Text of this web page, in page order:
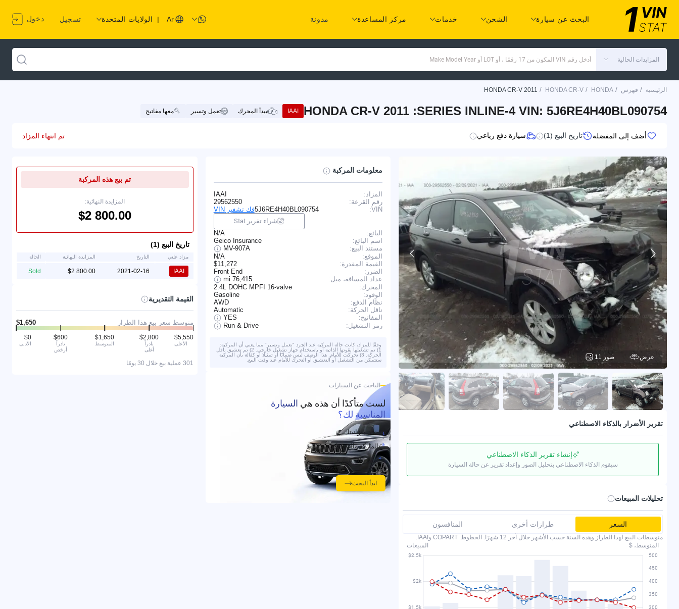
البحث عن سيارة الشحن خدمات مركز المساعدة مدونة Ar
| الولايات المتحدة تسجيل دخول
المزايدات الحالية أدخل رقم VIN المكون من 17 رقمًا ، أو LOT أو Make Model Year
الرئيسية / فهرس /
HONDA
/
HONDA CR-V
/
HONDA CR-V 2011
HONDA CR-V 2011 :SERIES INLINE-4 VIN: 5J6RE4H40BL090754
IAAI يبدأ المحرك تعمل وتسير معها مفاتيح
أضف إلى المفضلة تاريخ البيع (1) سيارة دفع رباعي تم انتهاء المزاد
11 صور عرض
تقرير الأضرار بالذكاء الاصطناعي
إنشاء تقرير الذكاء الاصطناعي
سيقوم الذكاء الاصطناعي بتحليل الصور وإعداد تقرير عن حالة السيارة
تحليلات المبيعات
السعر طرازات أخرى المنافسون
متوسطات البيع لهذا الطراز وهذه السنة حسب الأشهر خلال آخر 12 شهرًا. الخطوط: COPART وIAAI.
المتوسط، $
المبيعات
معلومات المركبة
المزاد:
IAAI
رقم القرعة:
29562550
VIN:
5J6RE4H40BL090754فك تشفير VIN
شراء تقرير Stat
البائع:
N/A
اسم البائع:
Geico Insurance
مستند البيع:
MV-907A
الموقع:
N/A
القيمة المقدرة:
$11,272
الضرر:
Front End
عداد المسافة، ميل:
76,415 mi
المحرك:
2.4L DOHC MPFI 16-valve
الوقود:
Gasoline
نظام الدفع:
AWD
ناقل الحركة:
Automatic
المفاتيح:
YES
رمز التشغيل:
Run & Drive
وفقًا للمزاد، كانت حالة المركبة عند الجرد "تعمل وتسير" مما يعني أن المركبة:
1) تم تشغيلها بقوتها الذاتية أو باستخدام جهاز تشغيل خارجي. 2) تم تعشيق ناقل
الحركة. 3) تحركت للأمام. هذا الوصف ليس ضمانًا أو تمثيلًا أو كفالة بأن المركبة
ستتمكن من التشغيل أو التعشيق أو التحرك للأمام عند وقت البيع.
الباحث عن السيارات
لست متأكدًا أن هذه هي السيارة
المناسبة لك؟
حدد ميزانيتك
الماركة والموديل
أفضل 20 سيارة
ابدأ البحث
تم بيع هذه المركبة
المزايدة النهائية:
⁦$2 800.00⁩
تاريخ البيع (1)
مزاد علني التاريخ المزايدة النهائية الحالة
IAAI
2021-02-16
⁦$2 800.00⁩
Sold
القيمة التقديرية
متوسط سعر بيع هذا الطراز
الأدنى
⁦$600⁩
نادراً
أرخص
المتوسط
نادراً
أغلى
⁦$5,550⁩
الأعلى
301 عملية بيع خلال 30 يومًا